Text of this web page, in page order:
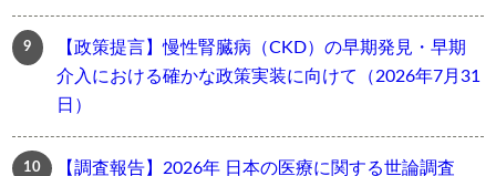
【政策提言】慢性腎臓病（CKD）の早期発見・早期
介入における確かな政策実装に向けて（2026年7月31
日）
【調査報告】2026年 日本の医療に関する世論調査